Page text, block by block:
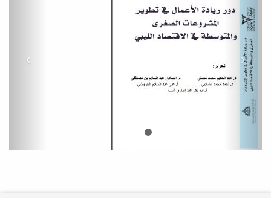
مهرجان الانطلاقة بتنظيم اتحاد طلبة
الكلية
كلية الطب البشري بجامعة مصراتة